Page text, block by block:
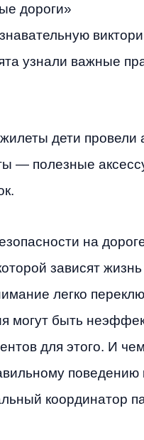
дороги»
узнали важные
дети
— полезные
на
зависят
легко
могут быть
для этого. И
поведению
координатор